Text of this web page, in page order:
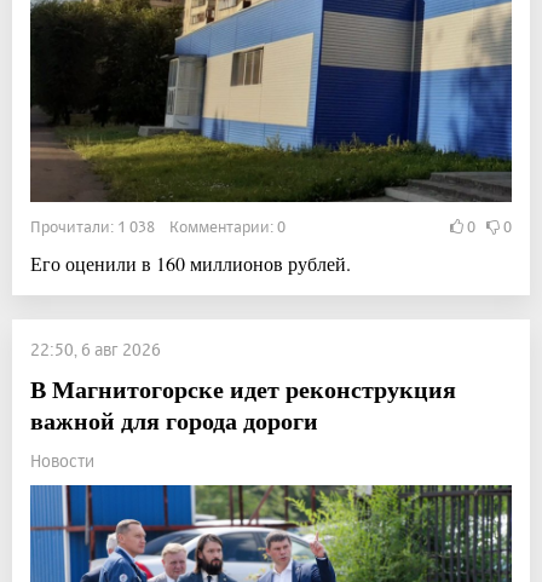
Прочитали: 1 038 Комментарии: 0 0 0
Его оценили в 160 миллионов рублей.
22:50, 6 авг 2026
В Магнитогорске идет реконструкция
важной для города дороги
Новости